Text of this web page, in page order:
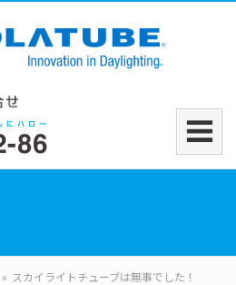
» スカイライトチューブは無事でした！